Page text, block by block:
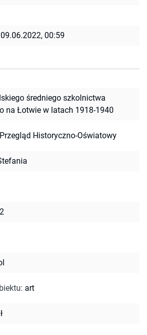
09.06.2022, 00:59
średniego szkolnictwa
na Łotwie w latach 1918-1940
Przegląd Historyczno-Oświatowy
: art